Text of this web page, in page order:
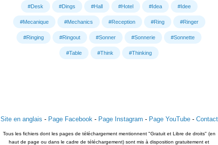
#Desk #Dings #Hall #Hotel #Idea #Idee
#Mecanique #Mechanics #Reception #Ring #Ringer
#Ringing #Ringout #Sonner #Sonnerie #Sonnette
#Table #Think #Thinking
Site en anglais - Page Facebook - Page Instagram - Page YouTube- Contact
Tous les fichiers dont les pages de téléchargement mentionnent "Gratuit et Libre de droits" (en
haut de page ou dans le cadre de téléchargement) sont mis à disposition gratuitement et